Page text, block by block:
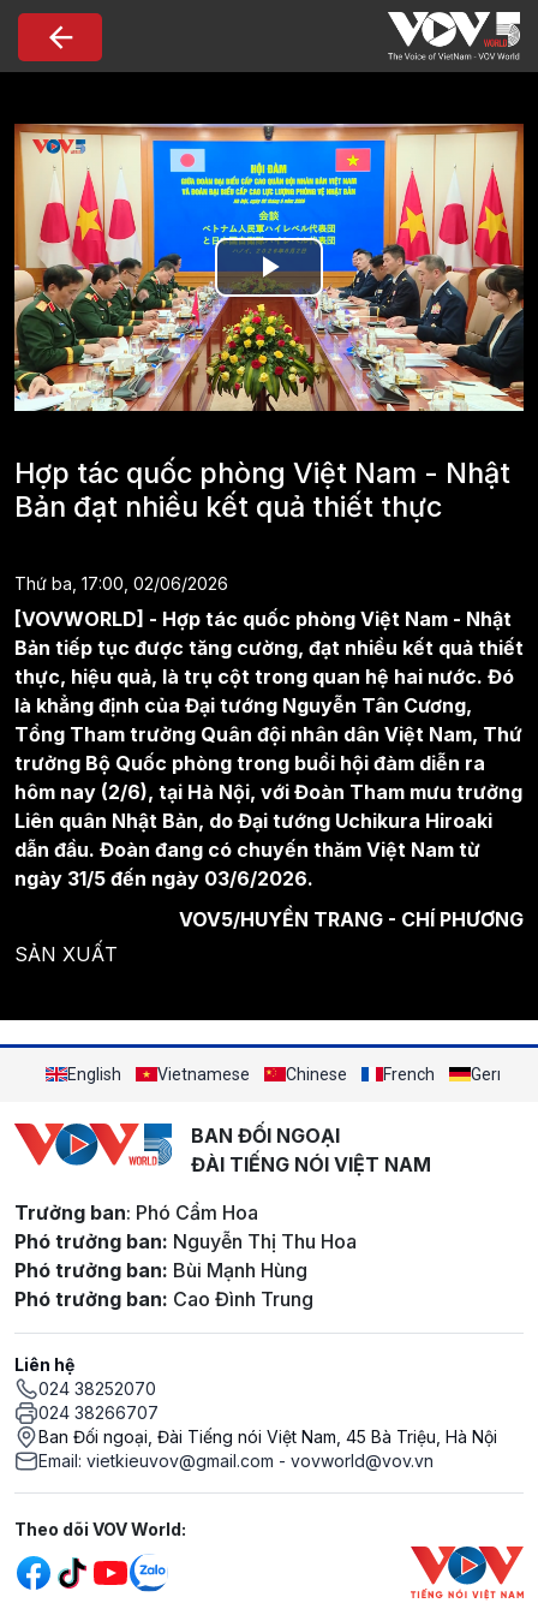
Nhảy đến nội dung
Play
Video
Hợp tác quốc phòng Việt Nam - Nhật
Bản đạt nhiều kết quả thiết thực
Thứ ba, 17:00, 02/06/2026
[VOVWORLD] - Hợp tác quốc phòng Việt Nam - Nhật
Bản tiếp tục được tăng cường, đạt nhiều kết quả thiết
thực, hiệu quả, là trụ cột trong quan hệ hai nước. Đó
là khẳng định của Đại tướng Nguyễn Tân Cương,
Tổng Tham trưởng Quân đội nhân dân Việt Nam, Thứ
trưởng Bộ Quốc phòng trong buổi hội đàm diễn ra
hôm nay (2/6), tại Hà Nội, với Đoàn Tham mưu trưởng
Liên quân Nhật Bản, do Đại tướng Uchikura Hiroaki
dẫn đầu. Đoàn đang có chuyến thăm Việt Nam từ
ngày 31/5 đến ngày 03/6/2026.
VOV5/HUYỀN TRANG - CHÍ PHƯƠNG
SẢN XUẤT
English Vietnamese Chinese French German
BAN ĐỐI NGOẠI
ĐÀI TIẾNG NÓI VIỆT NAM
Trưởng ban: Phó Cẩm Hoa
Phó trưởng ban: Nguyễn Thị Thu Hoa
Phó trưởng ban: Bùi Mạnh Hùng
Phó trưởng ban: Cao Đình Trung
Liên hệ
024 38252070
024 38266707
Ban Đối ngoại, Đài Tiếng nói Việt Nam, 45 Bà Triệu, Hà Nội
Email: vietkieuvov@gmail.com - vovworld@vov.vn
Mạng xã hội
Theo dõi VOV World: